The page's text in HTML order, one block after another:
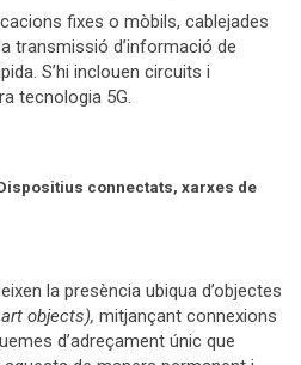
fixes o mòbils, cablejades
transmissió d’informació de
S’hi inclouen circuits i
tecnologia 5G.
connectats, xarxes de
la presència ubiqua d’objectes
objects), mitjançant connexions
d’adreçament únic que